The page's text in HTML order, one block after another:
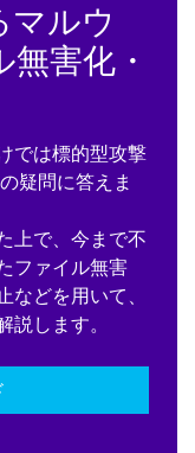
マルウ
害化・
では標的型攻撃
疑問に答えま
上で、今まで不
ファイル無害
どを用いて、
します。